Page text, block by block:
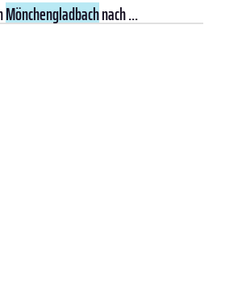
Mönchengladbachnach ...